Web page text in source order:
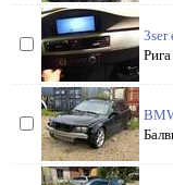
3ser
Рига